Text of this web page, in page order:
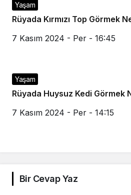
Yaşam
Rüyada Kırmızı Top Görmek
7 Kasım 2024 - Per - 16:45
Yaşam
Rüyada Huysuz Kedi Görmek
7 Kasım 2024 - Per - 14:15
Bir Cevap Yaz